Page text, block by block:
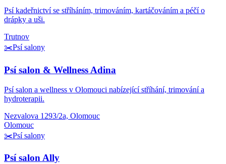
Psí kadeřnictví se stříháním, trimováním, kartáčováním a péčí o
drápky a uši.
Trutnov
✂️Psí salony
Psí salon & Wellness Adina
Psí salon a wellness v Olomouci nabízející stříhání, trimování a
hydroterapii.
Nezvalova 1293/2a, Olomouc
Olomouc
✂️Psí salony
Psí salon Ally